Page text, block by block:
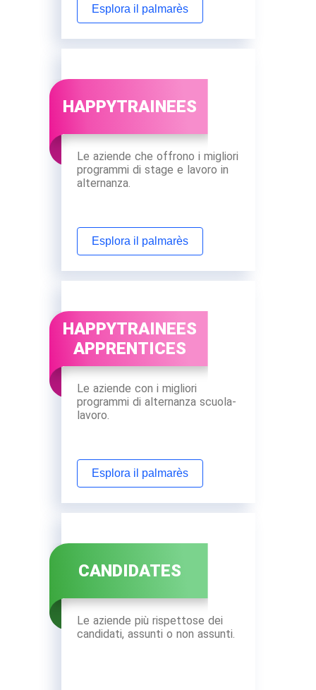
Esplora il palmarès
HAPPYTRAINEES
Le aziende che offrono i migliori
programmi di stage e lavoro in
alternanza.
Esplora il palmarès
HAPPYTRAINEES
APPRENTICES
Le aziende con i migliori
programmi di alternanza scuola-
lavoro.
Esplora il palmarès
CANDIDATES
Le aziende più rispettose dei
candidati, assunti o non assunti.